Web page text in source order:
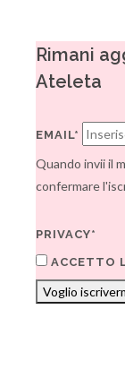
Rimani
Ateleta
EMAIL*
Quando invii il
confermare
PRIVACY*
ACCETTO
Voglio